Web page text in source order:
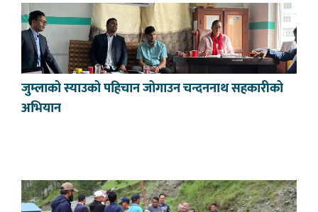
जुम्लाको स्याउको पहिचान जोगाउन चन्दननाथ सहकारीको
अभियान